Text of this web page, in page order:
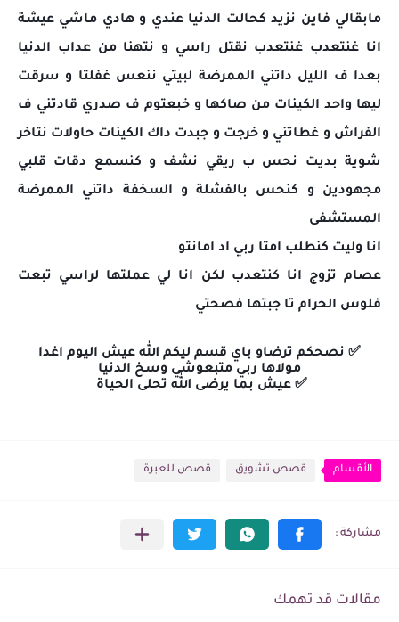
مابقالي فاين نزيد كحالت الدنيا عندي و هادي ماشي عيشة
انا غنتعدب غنتعدب نقتل راسي و نتهنا من عداب الدنيا
بعدا ف الليل داتني الممرضة لبيتي ننعس غفلتا و سرقت
ليها واحد الكينات من صاكها و خبعتوم ف صدري قادتني ف
الفراش و غطاتني و خرجت و جبدت داك الكينات حاولات نتاخر
شوية بديت نحس ب ريقي نشف و كنسمع دقات قلبي
مجهودين و كنحس بالفشلة و السخفة داتني الممرضة
المستشفى
انا وليت كنطلب امتا ربي اد امانتو
عصام تزوج انا كنتعدب لكن انا لي عملتها لراسي تبعت
فلوس الحرام تا جبتها فصحتي
✅ نصحكم ترضاو باي قسم ليكم الله عيش اليوم اغدا
مولاها ربي متبعوشي وسخ الدنيا
✅ عيش بما يرضى الله تحلى الحياة
الأقسام قصص تشويق قصص للعبرة
مقالات قد تهمك